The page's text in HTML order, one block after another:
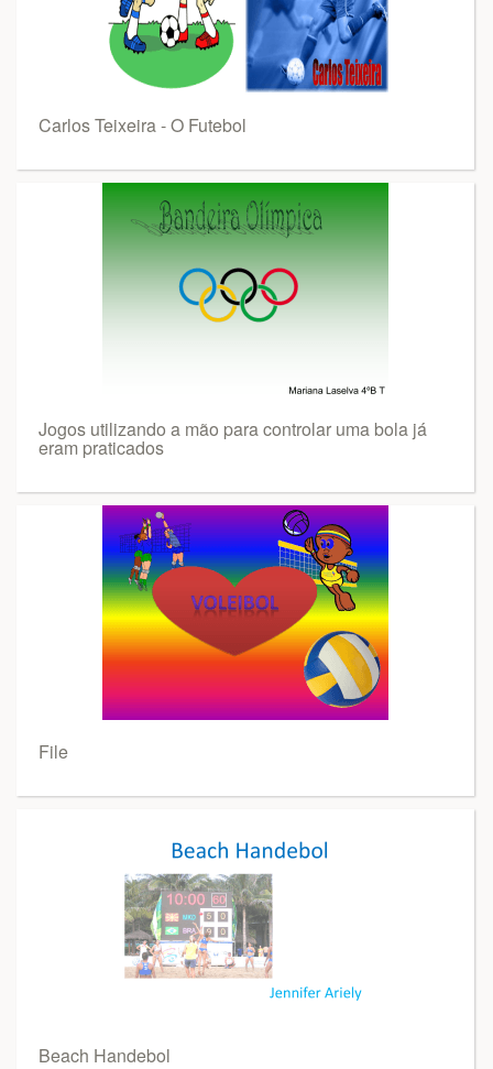
Carlos Teixeira - O Futebol
Jogos utilizando a mão para controlar uma bola já
eram praticados
File
Beach Handebol